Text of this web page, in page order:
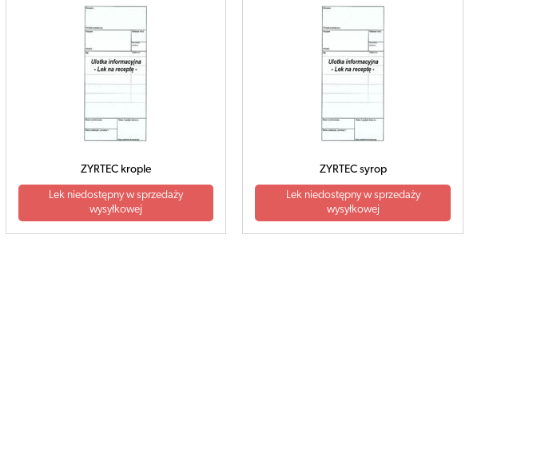
ZYRTEC krople
Lek niedostępny w sprzedaży
wysyłkowej
ZYRTEC syrop
Lek niedostępny w sprzedaży
wysyłkowej